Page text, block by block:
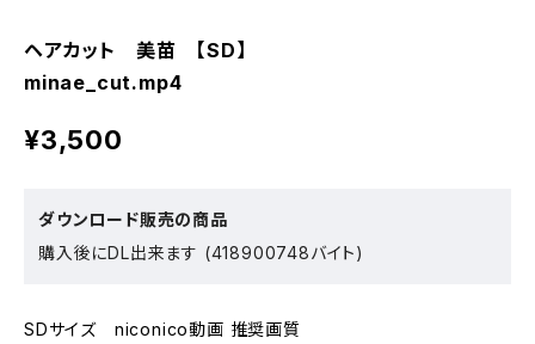
ヘアカット 美苗 【SD】
minae_cut.mp4
¥3,500
ダウンロード販売の商品
購入後にDL出来ます (418900748バイト)
SDサイズ niconico動画 推奨画質